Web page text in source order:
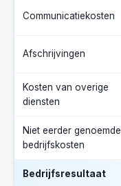
Communicatiekosten
Afschrijvingen
Kosten van overige
diensten
Niet eerder genoemde
bedrijfskosten
Bedrijfsresultaat